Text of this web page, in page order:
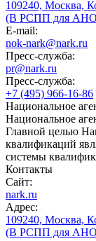
109240, Москва,
(В РСПП для
E-mail:
nok-nark@nark.ru
Пресс-служба:
pr@nark.ru
Пресс-служба:
+7 (495) 966-16-86
Национальное
Национальное
Главной целью
квалификаций
системы
Контакты
Сайт:
nark.ru
Адрес:
109240, Москва,
(В РСПП для